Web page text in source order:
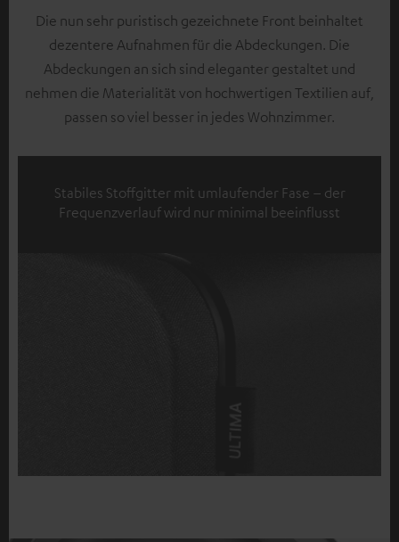
Die nun sehr puristisch gezeichnete Front beinhaltet
dezentere Aufnahmen für die Abdeckungen. Die
Abdeckungen an sich sind eleganter gestaltet und
nehmen die Materialität von hochwertigen Textilien auf,
passen so viel besser in jedes Wohnzimmer.
Stabiles Stoffgitter mit umlaufender Fase – der
Frequenzverlauf wird nur minimal beeinflusst